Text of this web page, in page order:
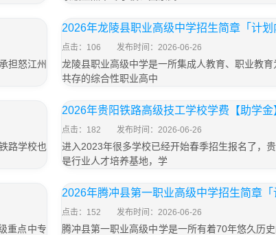
担怒江州
2026年龙陵县职业高级中学招生简章「计划
点击：106 发布时间：2026-06-26
龙陵县职业高级中学是一所集成人教育、职业教
共存的综合性职业高中
路学校也
2026年贵阳铁路高级技工学校学费【助学金
点击：182 发布时间：2026-06-26
进入2023年很多学校已经开始春季招生报名了，
是行业人才培养基地，学
重点中专
2026年腾冲县第一职业高级中学招生简章「
点击：152 发布时间：2026-06-26
腾冲县第一职业高级中学是一所有着70年悠久历